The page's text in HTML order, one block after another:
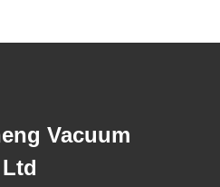
Vacuum